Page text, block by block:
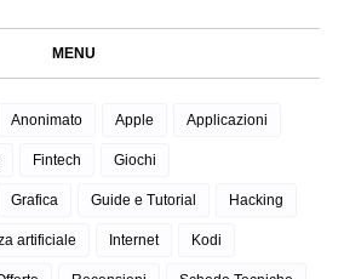
MENU
Anonimato Apple Applicazioni
Fintech Giochi
Grafica Guide e Tutorial Hacking
artificiale Internet Kodi